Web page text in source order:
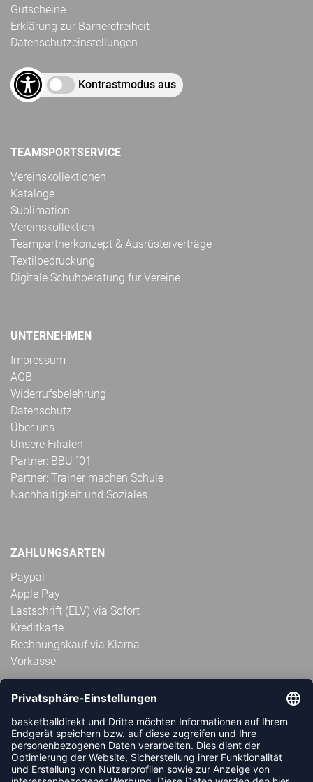
Gutscheine
Erklärung zur Barrierefreiheit
Datenschutzeinstellungen
Kontrastmodus aus
TEAMSPORTSERVICE
Vereinskollektionen
Kataloge
Sublimation
Vereinskollektion
Teampartnerkonzept & Ausrüsterverträge
Textilbedruckung
Digitale Schuhberatung für Vereine
UNTERNEHMEN
Impressum
AGB
Widerrufsbelehrung
Datenschutz
Über uns
Unsere Filialen
Partner: BBU ´01
Partner: Trainer machen Schule
Nachhaltigkeit und Soziales
ZAHLUNGSARTEN
Paypal
Apple Pay
Lastschrift (ELV) via Sofort
Kreditkarte
Rechnungskauf via Klarna
Vorkasse
ABONNIERE JETZT DEN KOSTENLOSEN
HANDBALLDIREKT-NEWSLETTER UND VERPASSE KEINE
NEUIGKEIT ODER AKTION MEHR.
JETZT ANMELDEN